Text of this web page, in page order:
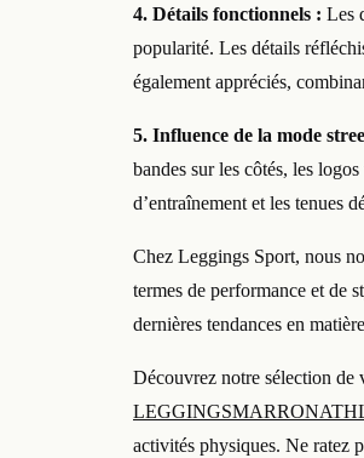
4. Détails fonctionnels : Les
popularité. Les détails
également appréciés,
5. Influence de la mode
bandes sur les côtés, les
d’entraînement et les tenues
Chez Leggings Sport, nous
termes de performance et de
dernières tendances en
Découvrez notre sélection de
activités physiques. Ne ratez